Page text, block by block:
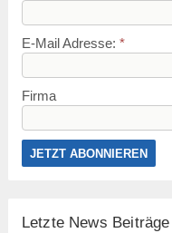
E-Mail Adresse: *
Firma
Letzte News Beiträge